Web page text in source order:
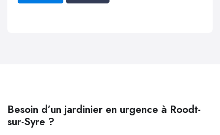
Besoin d’un jardinier en urgence à Roodt-
sur-Syre ?